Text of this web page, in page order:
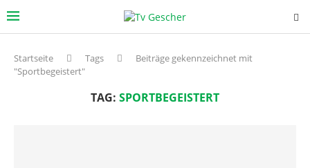
Startseite Tags
Beiträge gekennzeichnet mit
"Sportbegeistert"
TAG: SPORTBEGEISTERT